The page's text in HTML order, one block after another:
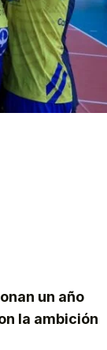
un año
la ambición